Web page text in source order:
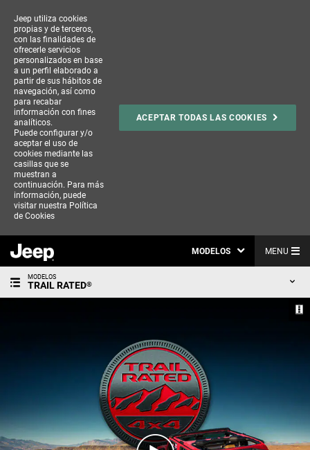
Jeep utiliza cookies
propias y de terceros,
con las finalidades de
ofrecerle servicios
personalizados en base
a un perfil elaborado a
partir de sus hábitos de
navegación, así como
para recabar
información con fines
analíticos.
Puede configurar y/o
aceptar el uso de
cookies mediante las
casillas que se
muestran a
continuación. Para más
información, puede
visitar nuestra Política
de Cookies
ACEPTAR TODAS LAS COOKIES
MODELOS MENU
MODELOS
TRAIL RATED®